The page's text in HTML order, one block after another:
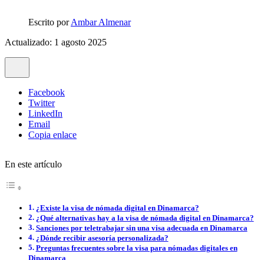
Escrito porAmbar Almenar
Actualizado: 1 agosto 2025
Facebook
Twitter
LinkedIn
Email
Copia enlace
En este artículo
¿Existe la visa de nómada digital en Dinamarca?
¿Qué alternativas hay a la visa de nómada digital en Dinamarca?
Sanciones por teletrabajar sin una visa adecuada en Dinamarca
¿Dónde recibir asesoría personalizada?
Preguntas frecuentes sobre la visa para nómadas digitales en
Dinamarca